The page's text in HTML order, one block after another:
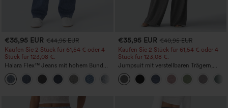
€35,95 EUR €44,95 EUR
Kaufen Sie 2 Stück für 61,54 € oder 4
Stück für 123,08 €.
Halara Flex™ Jeans mit hohem Bund
und Taschen, gewaschener, lässiger
Bootcut
+5
€35,95 EUR €40,95 EUR
Kaufen Sie 2 Stück für 61,54 € oder 4
Stück für 123,08 €.
Jumpsuit mit verstellbaren Trägern,
gerafftem Detail, weitem Bein und
meliertem Stoff, lässig, mit Taschen -
Easy Peezy